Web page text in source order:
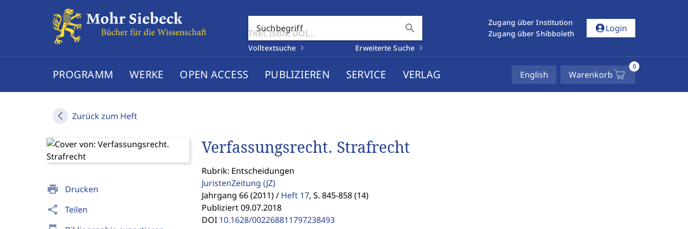
Suchbegriff search
Volltextsuche Erweiterte Suche
Zugang über Institution
Zugang über Shibboleth
account_circleLogin
PROGRAMM WERKE OPEN ACCESS PUBLIZIEREN SERVICE VERLAG English Warenkorb
0
Zurück zum Heft
print Drucken
share Teilen
Verfassungsrecht. Strafrecht
Rubrik: Entscheidungen
JuristenZeitung (JZ)
Jahrgang 66 (2011) / Heft 17, S. 845-858 (14)
Publiziert 09.07.2018
DOI 10.1628/002268811797238493